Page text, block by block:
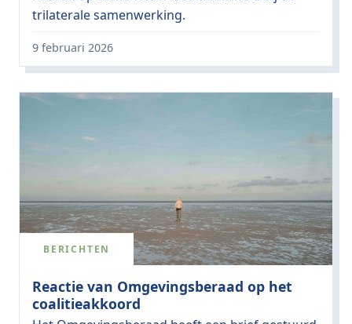
trilaterale samenwerking.
9 februari 2026
BERICHTEN
Reactie van Omgevingsberaad op het
coalitieakkoord